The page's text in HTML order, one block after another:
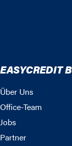
EASYCREDIT
Über Uns
Office-Team
Jobs
Partner